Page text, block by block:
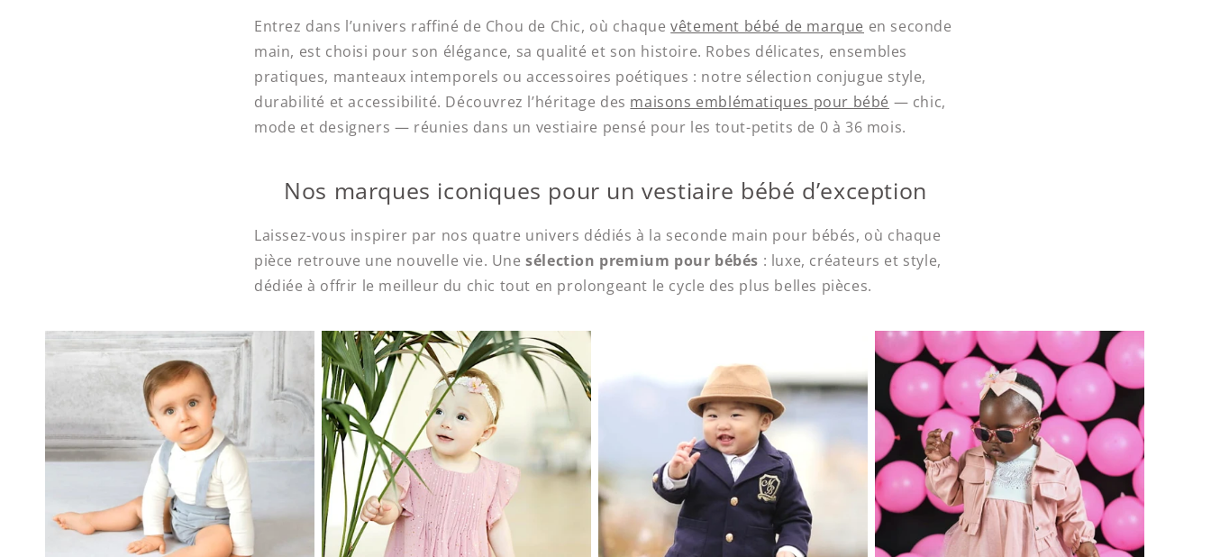
Entrez dans l’univers raffiné de Chou de Chic, où chaquevêtement bébé de marque en seconde
main, est choisi pour son élégance, sa qualité et son histoire. Robes délicates, ensembles
pratiques, manteaux intemporels ou accessoires poétiques : notre sélection conjugue style,
durabilité et accessibilité. Découvrez l’héritage des maisons emblématiques pour bébé — chic,
mode et designers — réunies dans un vestiaire pensé pour les tout-petits de 0 à 36 mois.
Nos marques iconiques pour un vestiaire bébé d’exception
Laissez-vous inspirer par nos quatre univers dédiés à la seconde main pour bébés, où chaque
pièce retrouve une nouvelle vie. Unesélection premium pour bébés : luxe, créateurs et style,
dédiée à offrir le meilleur du chic tout en prolongeant le cycle des plus belles pièces.